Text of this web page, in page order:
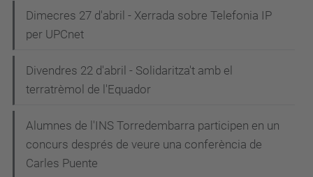
Dimecres 27 d'abril - Xerrada sobre Telefonia IP
per UPCnet
Divendres 22 d'abril - Solidaritza't amb el
terratrèmol de l'Equador
Alumnes de l'INS Torredembarra participen en un
concurs després de veure una conferència de
Carles Puente